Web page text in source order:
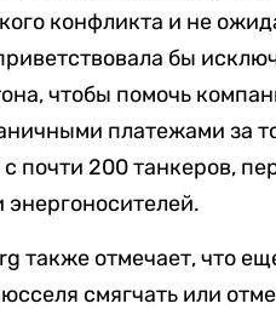
конфликта и не
бы
чтобы помочь
платежами за
почти 200 танкеров,
также отмечает, что
смягчать или